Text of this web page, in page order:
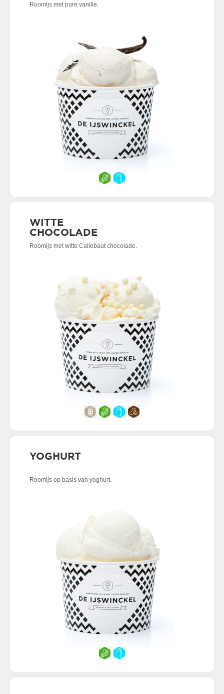
Roomijs met pure vanille.
WITTE
CHOCOLADE
Roomijs met witte Callebaut chocolade.
YOGHURT
Roomijs op basis van yoghurt.